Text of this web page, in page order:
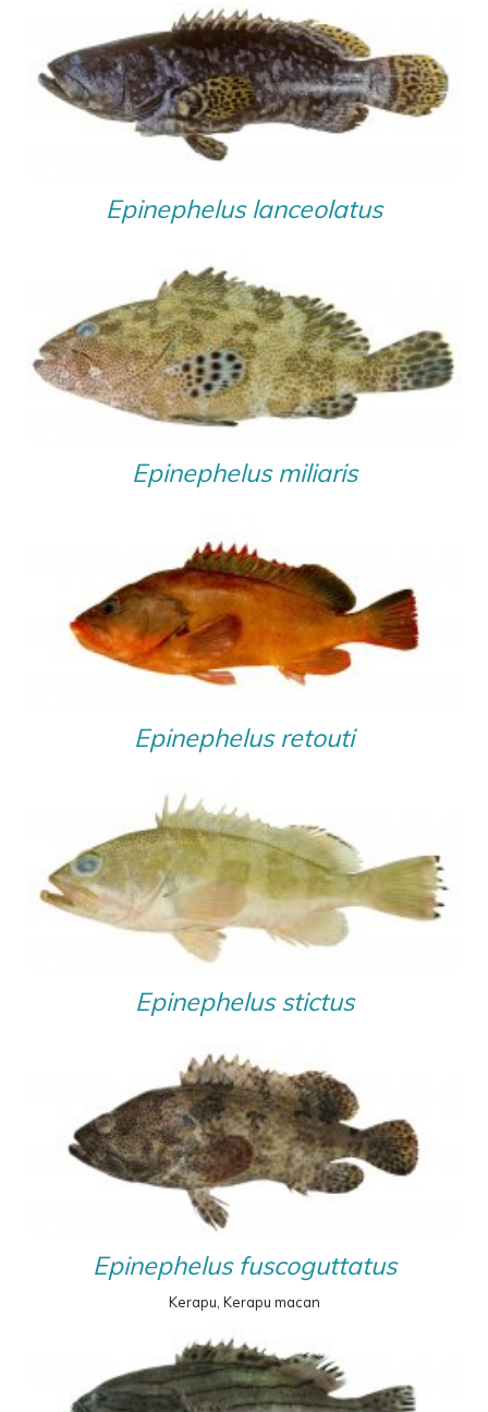
Epinephelus lanceolatus
Epinephelus miliaris
Epinephelus retouti
Epinephelus stictus
Epinephelus fuscoguttatus
Kerapu, Kerapu macan